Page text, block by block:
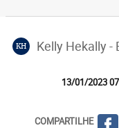
KH Kelly Hekally -
13/01/2023
COMPARTILHE